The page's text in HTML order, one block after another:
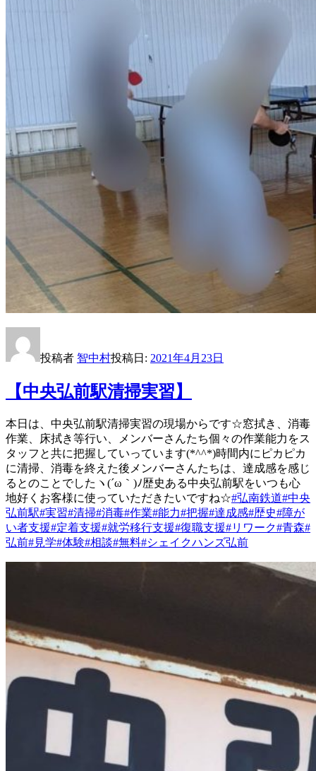
投稿者 智中村投稿日: 2021年4月23日
【中央弘前駅清掃実習】
本日は、中央弘前駅清掃実習の現場からです☆窓拭き、消毒
作業、床拭き等行い、メンバーさんたち個々の作業能力をス
タッフと共に把握していっています(*^^*)時間内にピカピカ
に清掃、消毒を終えた後メンバーさんたちは、達成感を感じ
るとのことでしたヽ(´ω｀)ﾉ歴史ある中央弘前駅をいつも心
地好くお客様に使っていただきたいですね☆#弘南鉄道#中央
弘前駅#実習#清掃#消毒#作業#能力#把握#達成感#歴史#障が
い者支援#定着支援#就労移行支援#復職支援#リワーク#青森#
弘前#見学#体験#相談#無料#シェイクハンズ弘前